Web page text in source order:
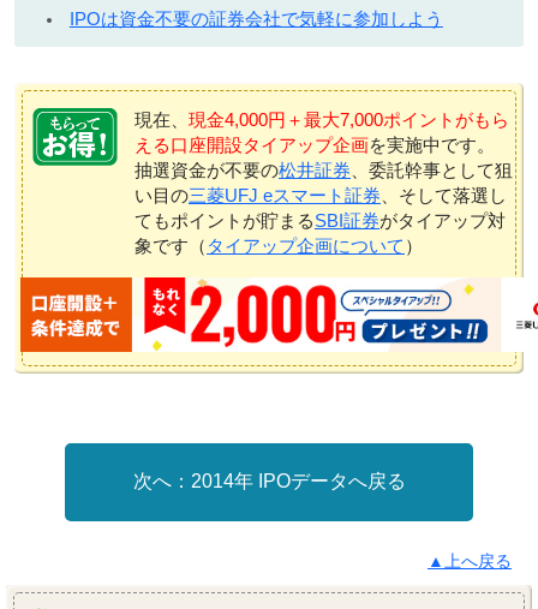
IPOは資金不要の証券会社で気軽に参加しよう
現在、 現金4,000円＋最大7,000ポイントがもら
える口座開設タイアップ企画を実施中です。
抽選資金が不要の松井証券 、委託幹事として狙
い目の三菱UFJ eスマート証券 、そして落選し
てもポイントが貯まるSBI証券がタイアップ対
象です（ タイアップ企画について ）
2014年 IPOデータへ戻る
▲上へ戻る